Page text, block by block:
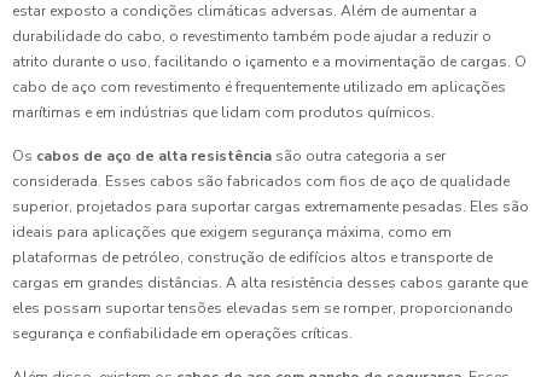
estar exposto a condições climáticas adversas. Além de aumentar a
durabilidade do cabo, o revestimento também pode ajudar a reduzir o
atrito durante o uso, facilitando o içamento e a movimentação de cargas. O
cabo de aço com revestimento é frequentemente utilizado em aplicações
marítimas e em indústrias que lidam com produtos químicos.
Os cabos de aço de alta resistência são outra categoria a ser
considerada. Esses cabos são fabricados com fios de aço de qualidade
superior, projetados para suportar cargas extremamente pesadas. Eles são
ideais para aplicações que exigem segurança máxima, como em
plataformas de petróleo, construção de edifícios altos e transporte de
cargas em grandes distâncias. A alta resistência desses cabos garante que
eles possam suportar tensões elevadas sem se romper, proporcionando
segurança e confiabilidade em operações críticas.